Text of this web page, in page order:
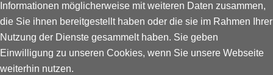
Informationen möglicherweise mit weiteren Daten zusammen,
die Sie ihnen bereitgestellt haben oder die sie im Rahmen Ihrer
Nutzung der Dienste gesammelt haben. Sie geben
Einwilligung zu unseren Cookies, wenn Sie unsere Webseite
weiterhin nutzen.